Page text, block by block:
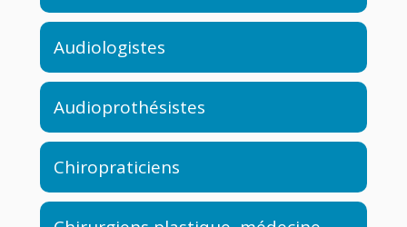
Audiologistes
Audioprothésistes
Chiropraticiens